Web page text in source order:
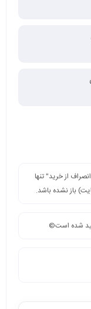
از خرید" تنها
باز نشده باشد.
شده است©️